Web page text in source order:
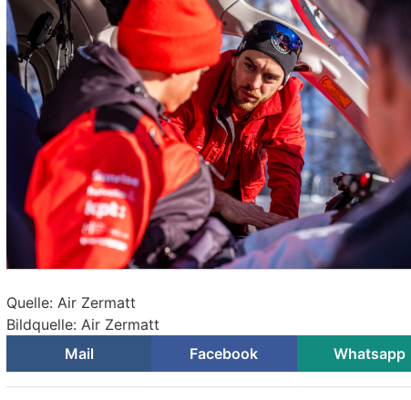
Quelle: Air Zermatt
Bildquelle: Air Zermatt
Mail
Facebook Whatsapp